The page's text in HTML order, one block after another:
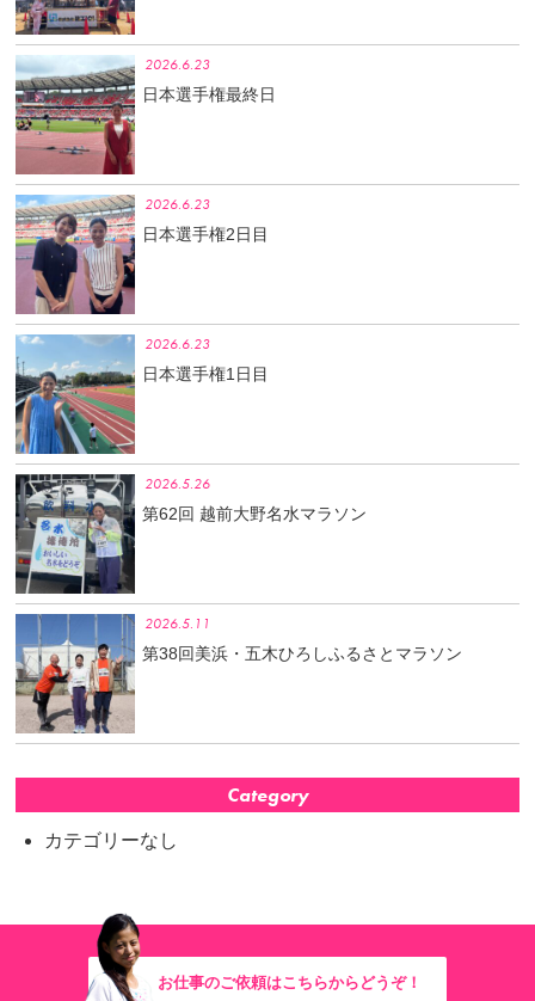
2026.6.23
日本選手権最終日
2026.6.23
日本選手権2日目
2026.6.23
日本選手権1日目
2026.5.26
第62回 越前大野名水マラソン
2026.5.11
第38回美浜・五木ひろしふるさとマラソン
Category
カテゴリーなし
お仕事のご依頼はこちらからどうぞ！